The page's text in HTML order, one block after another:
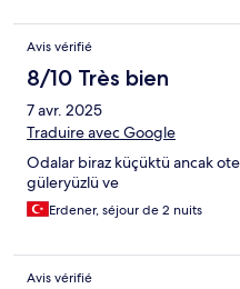
Avis vérifié
8/10 Très bien
7 avr. 2025
Traduire avec Google
Odalar biraz küçüktü ancak
güleryüzlü ve
Erdener, séjour de 2 nuits
Avis vérifié